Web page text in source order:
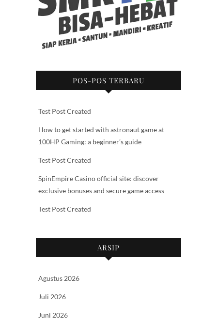
POS-POS TERBARU
Test Post Created
How to get started with astronaut game at
100HP Gaming: a beginner’s guide
Test Post Created
SpinEmpire Casino official site: discover
exclusive bonuses and secure game access
Test Post Created
ARSIP
Agustus 2026
Juli 2026
Juni 2026